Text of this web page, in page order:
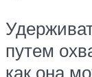
путем
как она